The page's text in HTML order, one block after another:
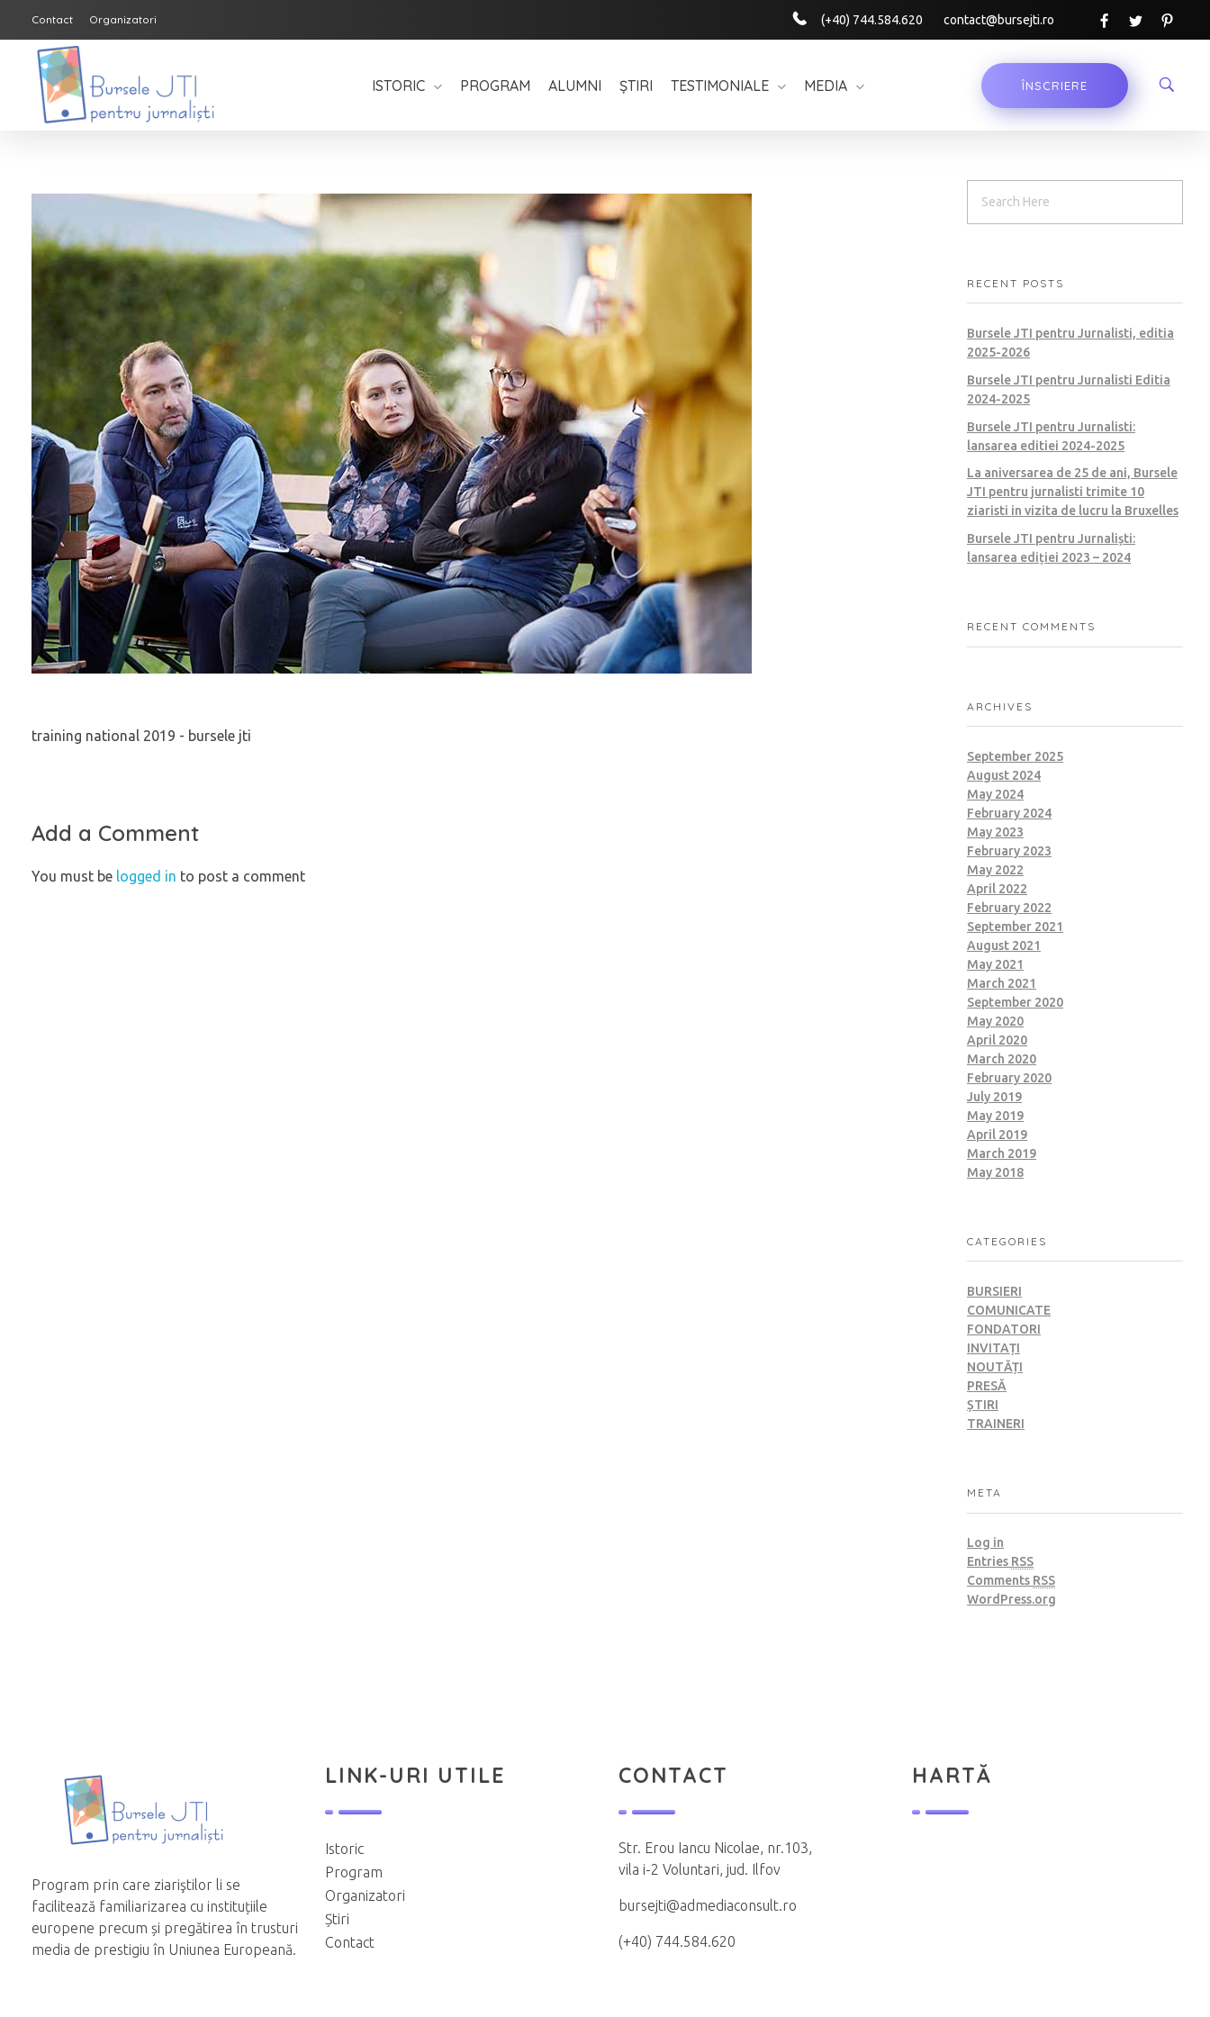
Contact Organizatori (+40) 744.584.620 contact@bursejti.ro
ÎNSCRIERE
ISTORIC PROGRAM ALUMNI ȘTIRI TESTIMONIALE MEDIA
training national 2019 - bursele jti
Add a Comment
You must be logged in to post a comment
RECENT POSTS
Bursele JTI pentru Jurnalisti, editia
2025-2026
Bursele JTI pentru Jurnalisti Editia
2024-2025
Bursele JTI pentru Jurnalisti:
lansarea editiei 2024-2025
La aniversarea de 25 de ani, Bursele
JTI pentru jurnalisti trimite 10
ziaristi in vizita de lucru la Bruxelles
Bursele JTI pentru Jurnaliști:
lansarea ediției 2023 – 2024
RECENT COMMENTS
ARCHIVES
September 2025
August 2024
May 2024
February 2024
May 2023
February 2023
May 2022
April 2022
February 2022
September 2021
August 2021
May 2021
March 2021
September 2020
May 2020
April 2020
March 2020
February 2020
July 2019
May 2019
April 2019
March 2019
May 2018
CATEGORIES
BURSIERI
COMUNICATE
FONDATORI
INVITAȚI
NOUTĂȚI
PRESĂ
ȘTIRI
TRAINERI
META
Log in
Entries RSS
Comments RSS
WordPress.org
Program prin care ziariştilor li se
facilitează familiarizarea cu instituțiile
europene precum și pregătirea în trusturi
media de prestigiu în Uniunea Europeană.
LINK-URI UTILE
Istoric
Program
Organizatori
Știri
Contact
CONTACT
Str. Erou Iancu Nicolae, nr.103,
vila i-2 Voluntari, jud. Ilfov
bursejti@admediaconsult.ro
(+40) 744.584.620
HARTĂ